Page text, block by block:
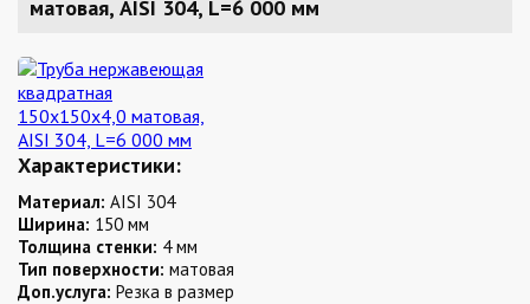
матовая, AISI 304, L=6 000 мм
Характеристики:
Материал: AISI 304
Ширина: 150 мм
Толщина стенки: 4 мм
Тип поверхности: матовая
Доп.услуга: Резка в размер